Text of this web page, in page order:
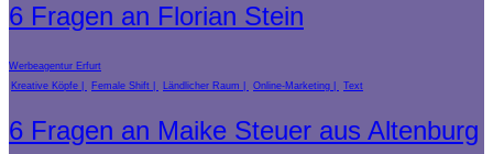
6 Fragen an Florian Stein
Werbeagentur Erfurt
Kreative Köpfe
Female Shift Ländlicher Raum Online-Marketing Text
6 Fragen an Maike Steuer aus Altenburg